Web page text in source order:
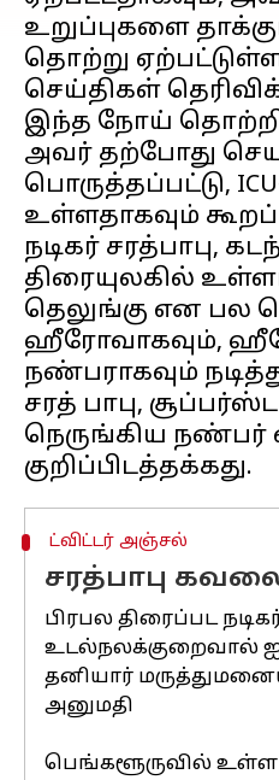
உறுப்புகளை
தொற்று
செய்திகள்
இந்த நோய்
அவர் தற்போது
பொருத்தப்பட்டு,
உள்ளதாகவும்
நடிகர் சரத்பாபு,
திரையுலகில்
தெலுங்கு என பல
ஹீரோவாகவும்,
நண்பராகவும்
சரத் பாபு,
நெருங்கிய நண்பர்
ட்விட்டர் அஞ்சல்
சரத்பாபு
பிரபல திரைப்பட
உடல்நலக்குறைவால்
தனியார்
அனுமதி
பெங்களூருவில்